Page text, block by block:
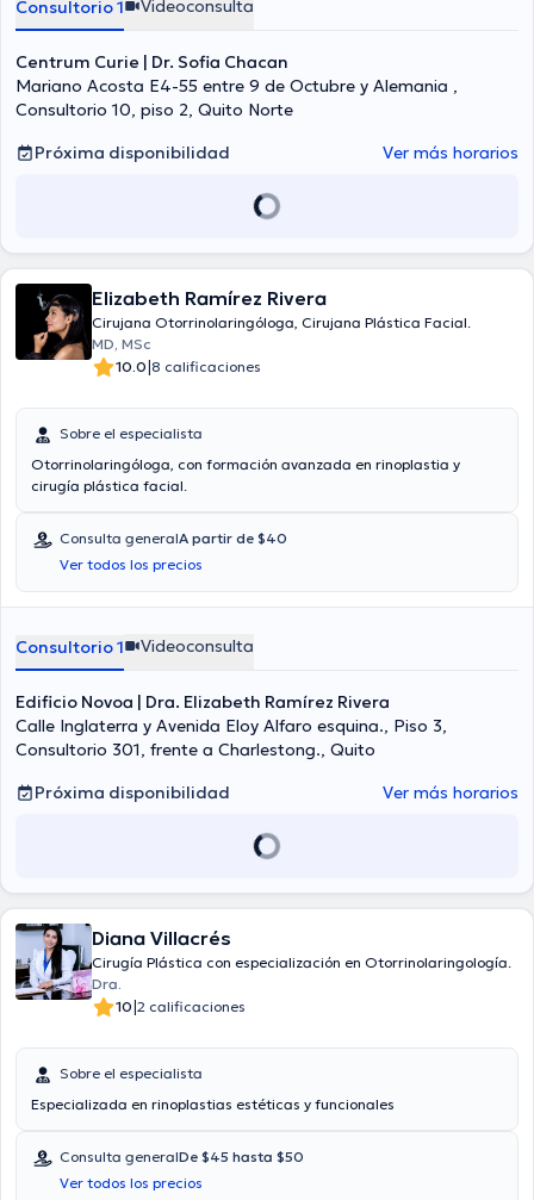
Consultorio 1 Videoconsulta
Centrum Curie | Dr. Sofia Chacan
Mariano Acosta E4-55 entre 9 de Octubre y Alemania ,
Consultorio 10, piso 2, Quito Norte
Próxima disponibilidad
Ver más horarios
Elizabeth Ramírez Rivera
Cirujana Otorrinolaringóloga, Cirujana Plástica Facial.
MD, MSc
10.0|8 calificaciones
Sobre el especialista
Otorrinolaringóloga, con formación avanzada en rinoplastia y
cirugía plástica facial.
Consulta generalA partir de $40
Ver todos los precios
Consultorio 1 Videoconsulta
Edificio Novoa | Dra. Elizabeth Ramírez Rivera
Calle Inglaterra y Avenida Eloy Alfaro esquina., Piso 3,
Consultorio 301, frente a Charlestong., Quito
Próxima disponibilidad
Ver más horarios
Diana Villacrés
Cirugía Plástica con especialización en Otorrinolaringología.
Dra.
10|2 calificaciones
Sobre el especialista
Especializada en rinoplastias estéticas y funcionales
Consulta generalDe $45 hasta $50
Ver todos los precios